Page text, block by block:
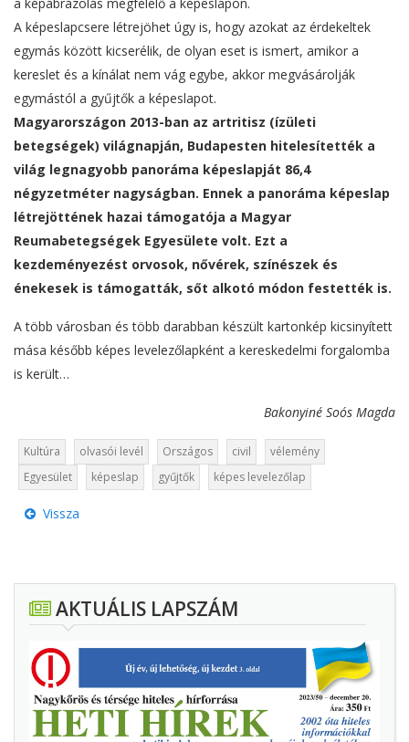
a képábrázolás megfelelő a képeslapon.
A képeslapcsere létrejöhet úgy is, hogy azokat az érdekeltek
egymás között kicserélik, de olyan eset is ismert, amikor a
kereslet és a kínálat nem vág egybe, akkor megvásárolják
egymástól a gyűjtők a képeslapot.
Magyarországon 2013-ban az artritisz (ízületi
betegségek) világnapján, Budapesten hitelesítették a
világ legnagyobb panoráma képeslapját 86,4
négyzetméter nagyságban. Ennek a panoráma képeslap
létrejöttének hazai támogatója a Magyar
Reumabetegségek Egyesülete volt. Ezt a
kezdeményezést orvosok, nővérek, színészek és
énekesek is támogatták, sőt alkotó módon festették is.
A több városban és több darabban készült kartonkép kicsinyített
mása később képes levelezőlapként a kereskedelmi forgalomba
is került…
Bakonyiné Soós Magda
Kultúra olvasói levél Országos civil
vélemény
Egyesület
képeslap gyűjtők képes levelezőlap
Vissza
AKTUÁLIS LAPSZÁM